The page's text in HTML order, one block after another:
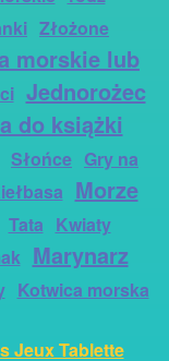
Złożone
morskie lub
Jednorożec
do książki
Słońce Gry na
Morze
Tata Kwiaty
Marynarz
Kotwica morska
Jeux Tablette